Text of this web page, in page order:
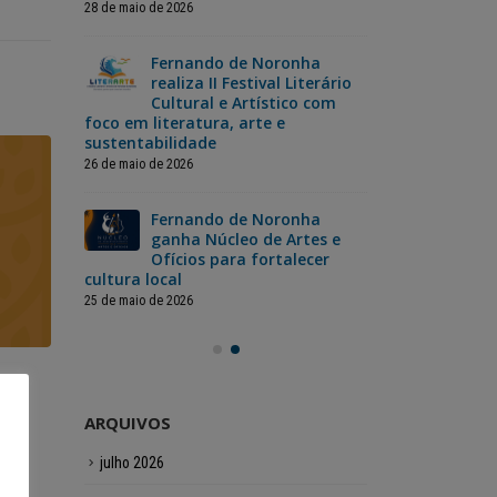
Fernando de Noronha
realiza II Festival
Literário Cultural e
28 de maio de 2026
Fernando de Noronha
realiza II Festival Literário
Cultural e Artístico com
foco em literatura, arte e
sustentabilidade
26 de maio de 2026
Fernando de Noronha
ganha Núcleo de Artes e
Ofícios para fortalecer
cultura local
25 de maio de 2026
ARQUIVOS
julho 2026